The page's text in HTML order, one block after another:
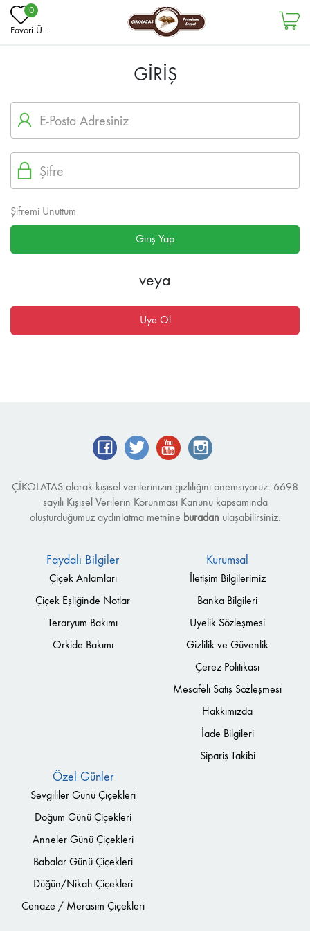
0
Favori Ü...
GİRİŞ
E-Posta Adresiniz
Şifre
Şifremi Unuttum
Giriş Yap
veya
Üye Ol
ÇİKOLATAS olarak kişisel verilerinizin gizliliğini önemsiyoruz. 6698
sayılı Kişisel Verilerin Korunması Kanunu kapsamında
oluşturduğumuz aydınlatma metnine buradan ulaşabilirsiniz.
Faydalı Bilgiler
Çiçek Anlamları
Çiçek Eşliğinde Notlar
Teraryum Bakımı
Orkide Bakımı
Kurumsal
İletişim Bilgilerimiz
Banka Bilgileri
Üyelik Sözleşmesi
Gizlilik ve Güvenlik
Çerez Politikası
Mesafeli Satış Sözleşmesi
Hakkımızda
İade Bilgileri
Sipariş Takibi
Özel Günler
Sevgililer Günü Çiçekleri
Doğum Günü Çiçekleri
Anneler Günü Çiçekleri
Babalar Günü Çiçekleri
Düğün/Nikah Çiçekleri
Cenaze / Merasim Çiçekleri